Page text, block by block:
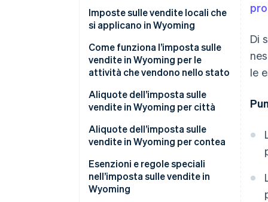
Come calcolare l’imposta sulle
vendite in Wyoming
Imposte sulle vendite locali che
si applicano in Wyoming
Come funziona l’imposta sulle
vendite in Wyoming per le
attività che vendono nello stato
Aliquote dell’imposta sulle
vendite in Wyoming per città
Aliquote dell’imposta sulle
vendite in Wyoming per contea
Esenzioni e regole speciali
nell’imposta sulle vendite in
Wyoming
Di
le